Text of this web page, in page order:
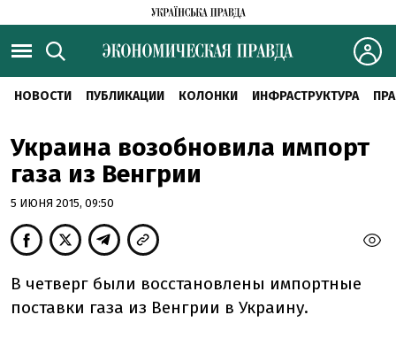
НОВОСТИ ПУБЛИКАЦИИ КОЛОНКИ ИНФРАСТРУКТУРА
Украина возобновила импорт
газа из Венгрии
5 ИЮНЯ 2015, 09:50
В четверг были восстановлены импортные
поставки газа из Венгрии в Украину.